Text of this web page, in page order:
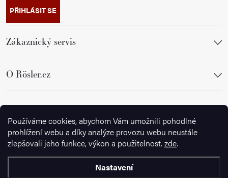
Používáme cookies, abychom Vám umožnili pohodlné
prohlížení webu a díky analýze provozu webu neustále
zlepšovali jeho funkce, výkon a použitelnost. zde.
Nastavení
PŘIHLÁSIT SE
Zákaznický servis
O Rösler.cz
Sledujte nás